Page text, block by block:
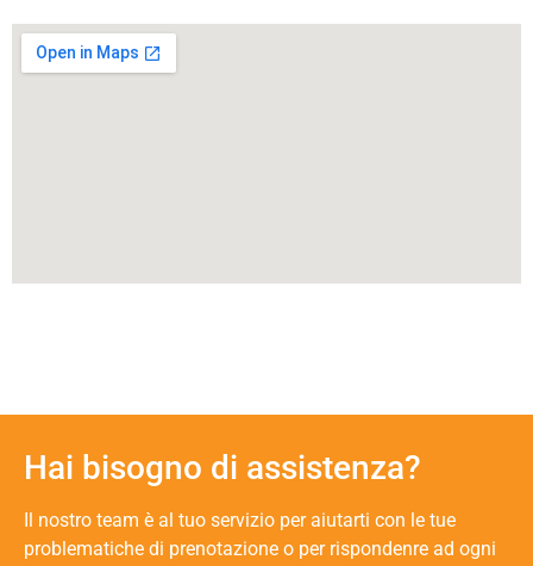
Hai bisogno di assistenza?
Il nostro team è al tuo servizio per aiutarti con le tue
problematiche di prenotazione o per rispondenre ad ogni